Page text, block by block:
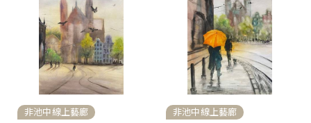
非池中線上藝廊 非池中線上藝廊